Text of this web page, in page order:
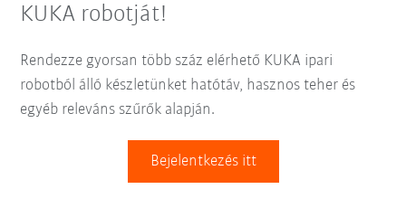
KUKA robotját!
Rendezze gyorsan több száz elérhető KUKA ipari
robotból álló készletünket hatótáv, hasznos teher és
egyéb releváns szűrők alapján.
Bejelentkezés itt